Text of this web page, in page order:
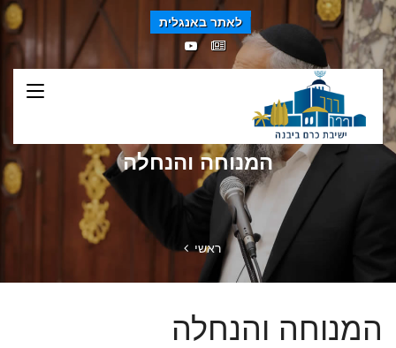
לאתר באנגלית
המנוחה והנחלה
ראשי
המנוחה והנחלה